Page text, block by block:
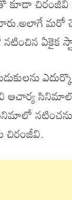
నటించిన ఏకైక
ఆచార్య
చిరంజీవి.